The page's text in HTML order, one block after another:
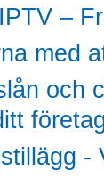
–
med
och
-